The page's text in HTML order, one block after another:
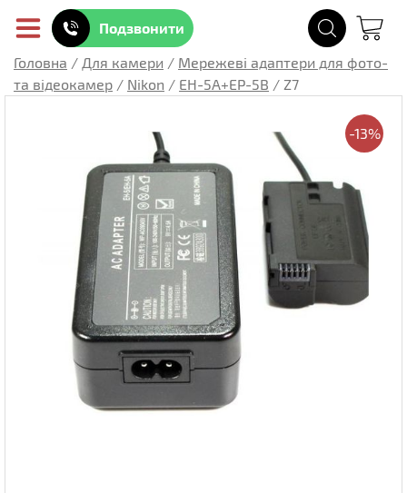
Подзвонити
Головна / Для камери / Мережеві адаптери для фото-
та відеокамер / Nikon / EH-5A+EP-5B / Z7
-13%